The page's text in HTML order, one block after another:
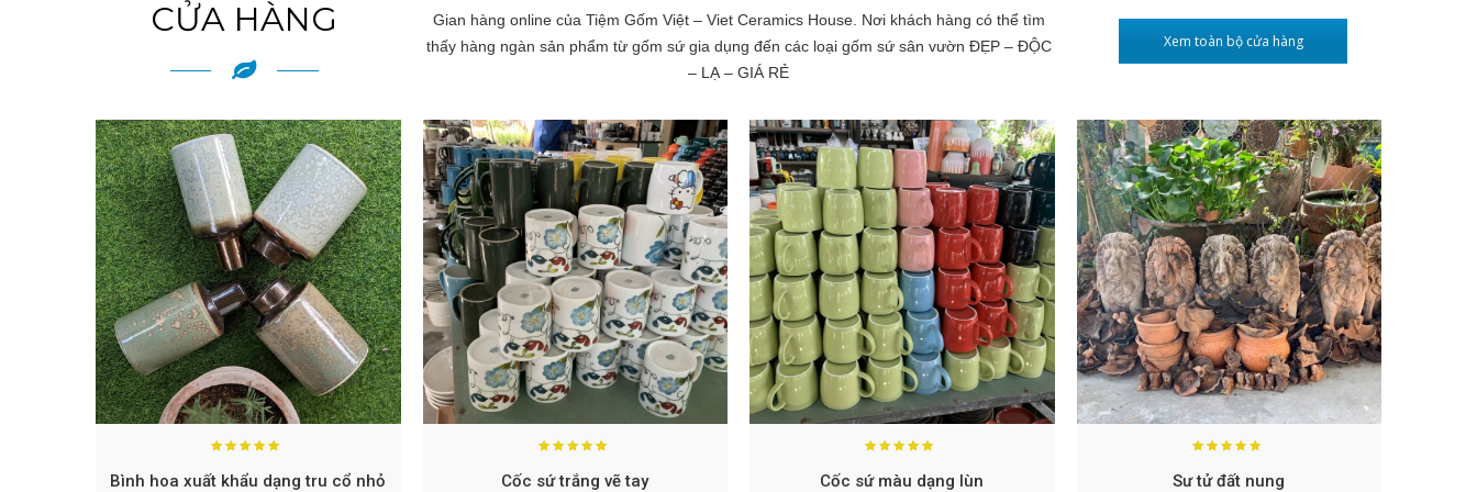
CỬA HÀNG
Gian hàng online của Tiệm Gốm Việt – Viet Ceramics House. Nơi khách hàng có thể tìm
thấy hàng ngàn sản phẩm từ gốm sứ gia dụng đến các loại gốm sứ sân vườn ĐẸP – ĐỘC
– LẠ – GIÁ RẺ
Xem toàn bộ cửa hàng
Bình hoa xuất khẩu dạng tru cổ nhỏ Cốc sứ trắng vẽ tay Cốc sứ màu dạng lùn Sư tử đất nung